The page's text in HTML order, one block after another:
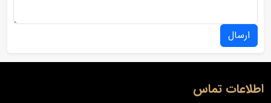
ارسال
اطلاعات تماس